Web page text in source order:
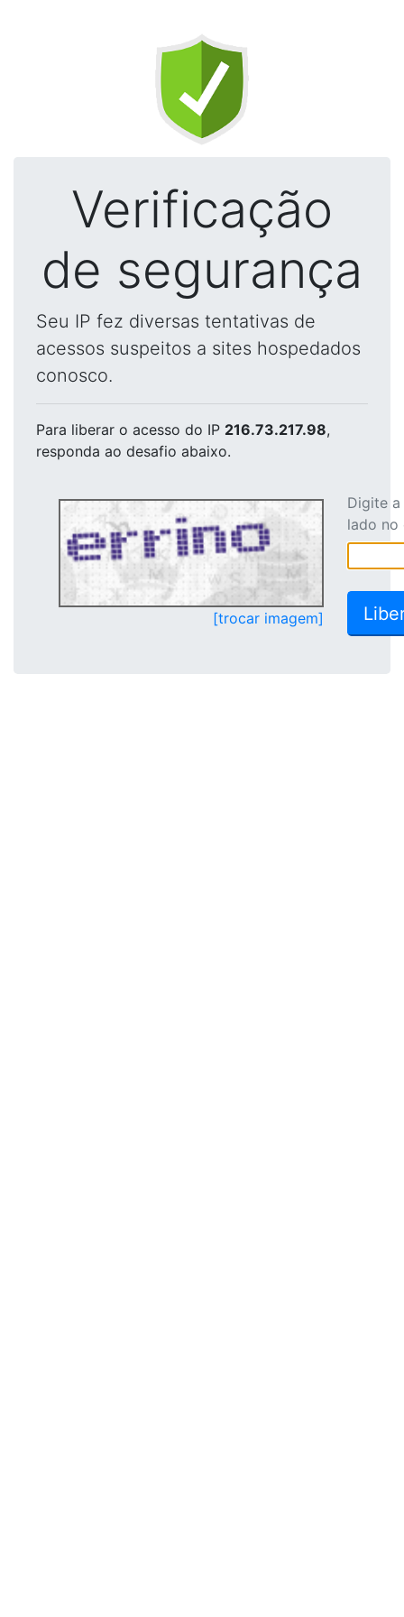
Verificação
de segurança
Seu IP fez diversas tentativas de
acessos suspeitos a sites hospedados
conosco.
Para liberar o acesso do IP 216.73.217.98,
responda ao desafio abaixo.
[trocar imagem]
Digite
lado no